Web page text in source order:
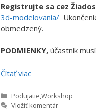
Registrujte sa cez
3d-modelovania/
obmedzený.
PODMIENKY,účastník
Čítať viac
Kategórie
Podujatie,Workshop
Vložiť komentár